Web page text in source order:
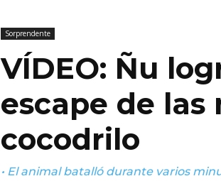
Sorprendente
VÍDEO: Ñu
escape de
cocodrilo
• El animal batalló durante varios